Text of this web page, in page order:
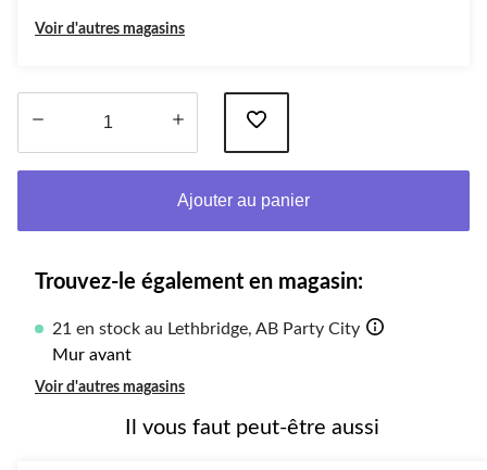
Voir d'autres magasins
Ajouter au panier
Trouvez-le également en magasin:
21 en stock au Lethbridge, AB Party City
Mur avant
Voir d'autres magasins
Il vous faut peut-être aussi